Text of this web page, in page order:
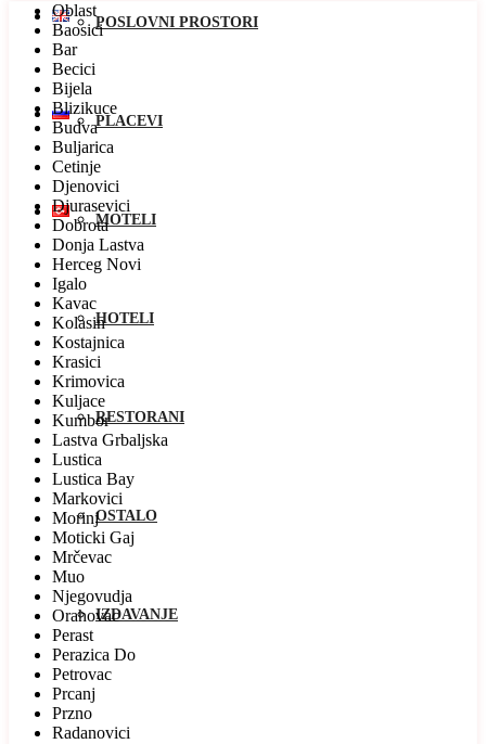
POSLOVNI PROSTORI
PLACEVI
MOTELI
HOTELI
RESTORANI
OSTALO
IZDAVANJE
Oblast
Baosici
Bar
Becici
Bijela
Blizikuce
Budva
Buljarica
Cetinje
Djenovici
Djurasevici
Dobrota
Donja Lastva
Herceg Novi
Igalo
Kavac
Kolasin
Kostajnica
Krasici
Krimovica
Kuljace
Kumbor
Lastva Grbaljska
Lustica
Lustica Bay
Markovici
Morinj
Moticki Gaj
Mrčevac
Muo
Njegovudja
Orahovac
Perast
Perazica Do
Petrovac
Prcanj
Przno
Radanovici